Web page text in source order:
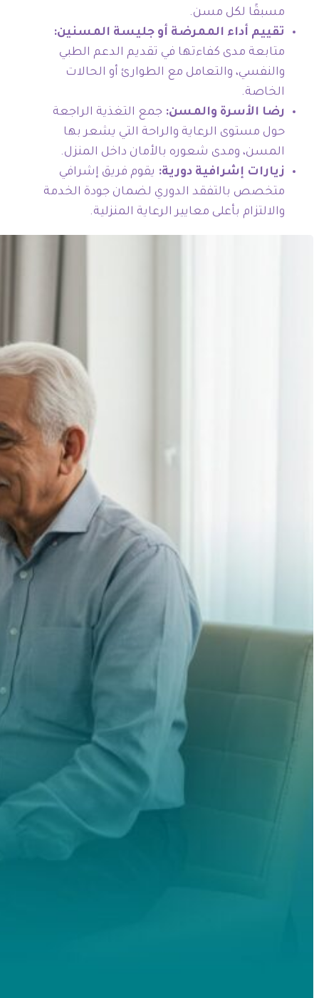
مسبقًا لكل مسن.
تقييم أداء الممرضة أو جليسة المسنين:
متابعة مدى كفاءتها في تقديم الدعم الطبي
والنفسي، والتعامل مع الطوارئ أو الحالات
الخاصة.
رضا الأسرة والمسن: جمع التغذية الراجعة
حول مستوى الرعاية والراحة التي يشعر بها
المسن، ومدى شعوره بالأمان داخل المنزل.
زيارات إشرافية دورية: يقوم فريق إشرافي
متخصص بالتفقد الدوري لضمان جودة الخدمة
والالتزام بأعلى معايير الرعاية المنزلية.